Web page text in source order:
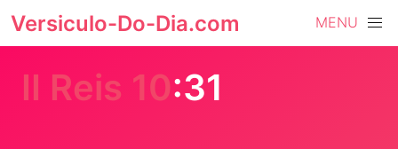
Versiculo-Do-Dia.com MENU
II Reis 10:31